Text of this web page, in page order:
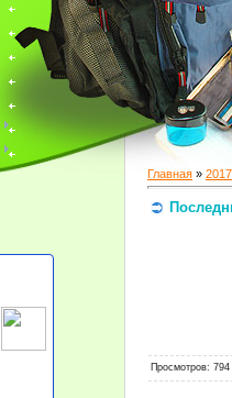
Главная » 2017
Просмотров: